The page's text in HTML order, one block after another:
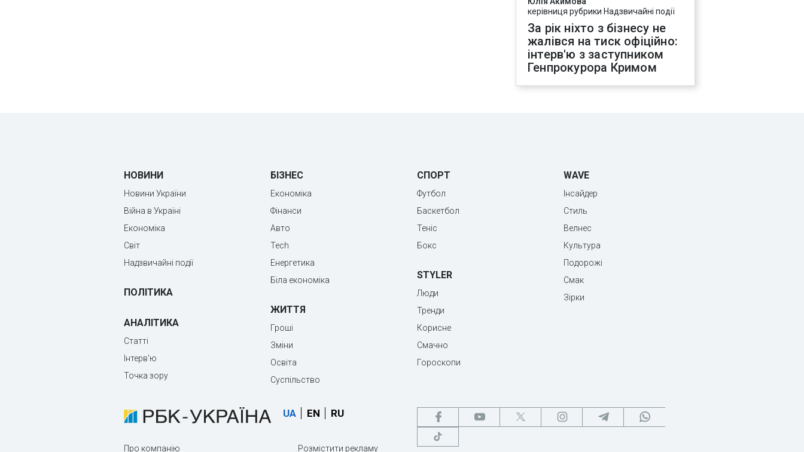
керівниця рубрики Надзвичайні події
За рік ніхто з бізнесу не
жалівся на тиск офіційно:
інтерв'ю з заступником
Генпрокурора Кримом
НОВИНИ
Новини України
Війна в Україні
Економіка
Світ
Надзвичайні події
ПОЛІТИКА
АНАЛІТИКА
Статті
Інтерв'ю
Точка зору
БІЗНЕС
Економіка
Фінанси
Авто
Tech
Енергетика
Біла економіка
ЖИТТЯ
Гроші
Зміни
Освіта
Суспільство
СПОРТ
Футбол
Баскетбол
Теніс
Бокс
STYLER
Люди
Тренди
Корисне
Смачно
Гороскопи
WAVE
Інсайдер
Стиль
Велнес
Культура
Подорожі
Смак
Зірки
UA EN RU
Про компанію Розмістити рекламу